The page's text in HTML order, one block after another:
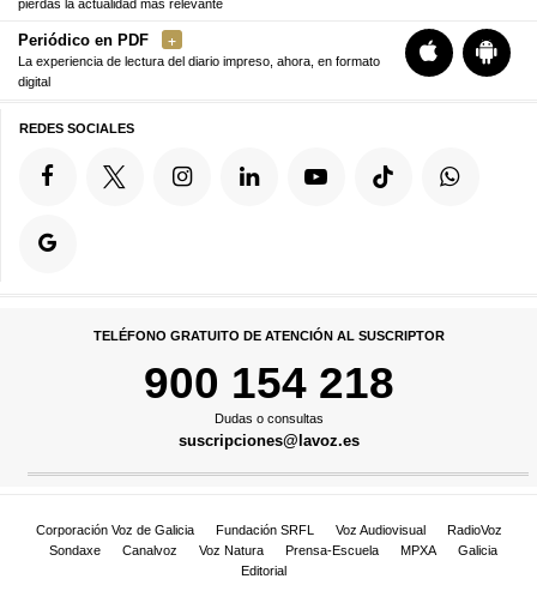
pierdas la actualidad más relevante
Periódico en PDF
La experiencia de lectura del diario impreso, ahora, en formato
digital
REDES SOCIALES
TELÉFONO GRATUITO DE ATENCIÓN AL SUSCRIPTOR
900 154 218
Dudas o consultas
suscripciones@lavoz.es
Corporación Voz de Galicia Fundación SRFL Voz Audiovisual
RadioVoz
Sondaxe
Canalvoz Voz Natura Prensa-Escuela MPXA
Galicia
Editorial